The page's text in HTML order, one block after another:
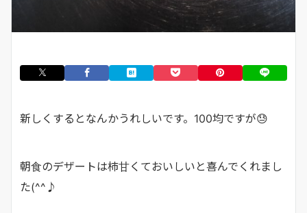
新しくするとなんかうれしいです。100均ですが😓
朝食のデザートは柿甘くておいしいと喜んでくれまし
た(^^♪